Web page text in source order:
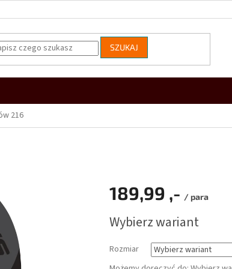
SZUKAJ
216
189,99 ,- / para
jednostkowa:
Wybierz wariant
Rozmiar